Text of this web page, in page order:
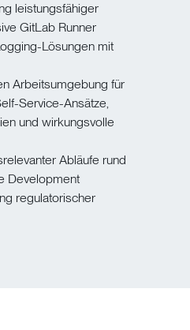
leistungsfähiger
GitLab Runner
Lösungen mit
Arbeitsumgebung für
Service-Ansätze,
und wirkungsvolle
Abläufe rund
Development
regulatorischer